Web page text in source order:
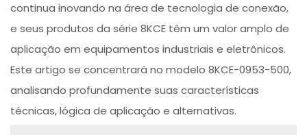
continua inovando na área de tecnologia de conexão,
e seus produtos da série 8KCE têm um valor amplo de
aplicação em equipamentos industriais e eletrônicos.
Este artigo se concentrará no modelo 8KCE-0953-500,
analisando profundamente suas características
técnicas, lógica de aplicação e alternativas.